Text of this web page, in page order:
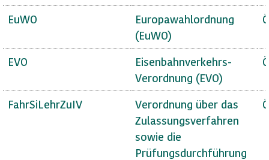
EuWO
Europawahlordnung
(EuWO)
EVO
Eisenbahnverkehrs-
Verordnung (EVO)
FahrSiLehrZuIV
Verordnung über das
Zulassungsverfahren
sowie die
Prüfungsdurchführung